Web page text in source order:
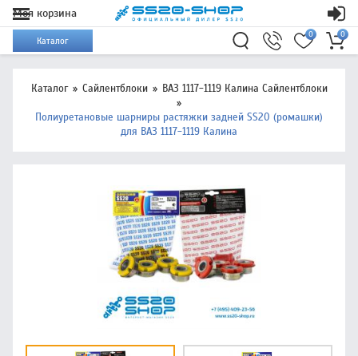
Моя корзина
Каталог
0
0
Каталог Сайлентблоки ВАЗ 1117-1119 Калина Сайлентблоки
Полиуретановые шарниры растяжки задней SS20 (ромашки)
для ВАЗ 1117-1119 Калина